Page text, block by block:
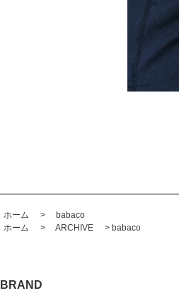
ホーム >
babaco
ホーム
> ARCHIVE > babaco
BRAND